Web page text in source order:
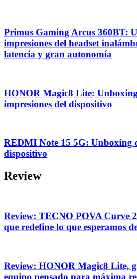
Primus Gaming Arcus 360BT:
impresiones del headset
latencia y gran autonomía
HONOR Magic8 Lite:
impresiones del dispositivo
REDMI Note 15 5G: Unboxing
dispositivo
Review
Review: TECNO POVA Curve
que redefine lo que esperamos
Review: HONOR Magic8 Lite,
equipo pensado para máxima